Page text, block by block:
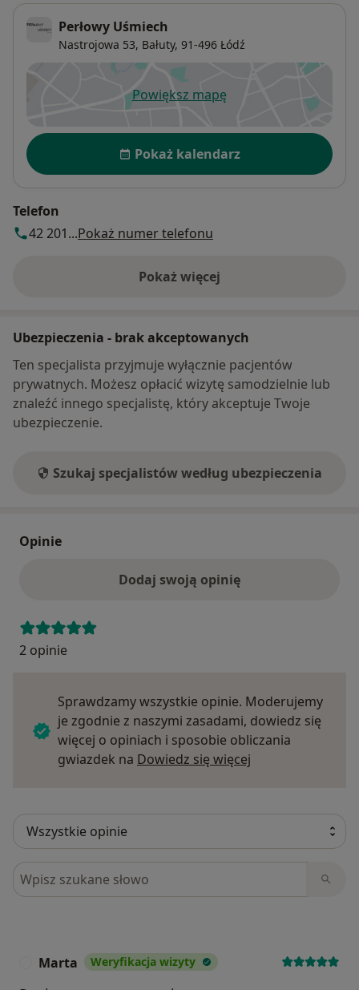
Perłowy Uśmiech
Nastrojowa 53, Bałuty, 91-496 Łódź
Powiększ mapęotwiera się w nowej karcie
Dostępność
Pokaż kalendarz
Telefon
42 201...Pokaż numer telefonu
Pokaż więcej
o adresie
Ubezpieczenia - brak akceptowanych
Ten specjalista przyjmuje wyłącznie pacjentów
prywatnych. Możesz opłacić wizytę samodzielnie lub
znaleźć innego specjalistę, który akceptuje Twoje
ubezpieczenie.
Szukaj specjalistów według ubezpieczenia
Opinie
Dodaj swoją opinię
2 opinie
Sprawdzamy wszystkie opinie. Moderujemy
je zgodnie z naszymi zasadami, dowiedz się
więcej o opiniach i sposobie obliczania
gwiazdek na Dowiedz się więcej
Szukaj w opiniach
Marta Weryfikacja wizyty